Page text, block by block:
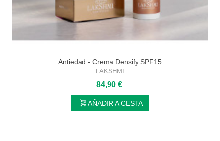
Antiedad - Crema Densify SPF15
LAKSHMI
84,90 €
AÑADIR A CESTA